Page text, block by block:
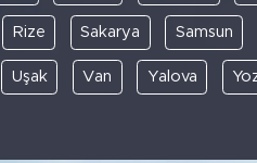
Rize Sakarya Samsun
Uşak Van Yalova